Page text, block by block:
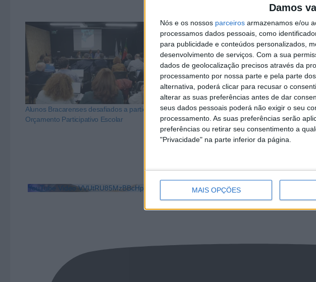
Damos
Nós e os nossos parceiros armazenamos e/ou
processamos dados pessoais, como
para publicidade e conteúdos personalizados,
desenvolvimento de serviços. Com a sua
dados de geolocalização precisos através da
processamento por nossa parte e pela parte
alternativa, poderá clicar para recusar o
alterar as suas preferências antes de dar
seus dados pessoais poderá não exigir o seu
processamento. As suas preferências serão
preferências ou retirar seu consentimento a
"Privacidade" na parte inferior da página.
MAIS OPÇÕES
Alunos Bracarenses desafiados a participar no
Orçamento Participativo Escolar
Braga investe 130 mil euros em mais uma
edição do Orçamento Participativo Escolar
YouTube Video VVUtRU85MzBBcHpOcU5BUnpKX0wyV1ZBLkR5TmFiVWVZZDhv